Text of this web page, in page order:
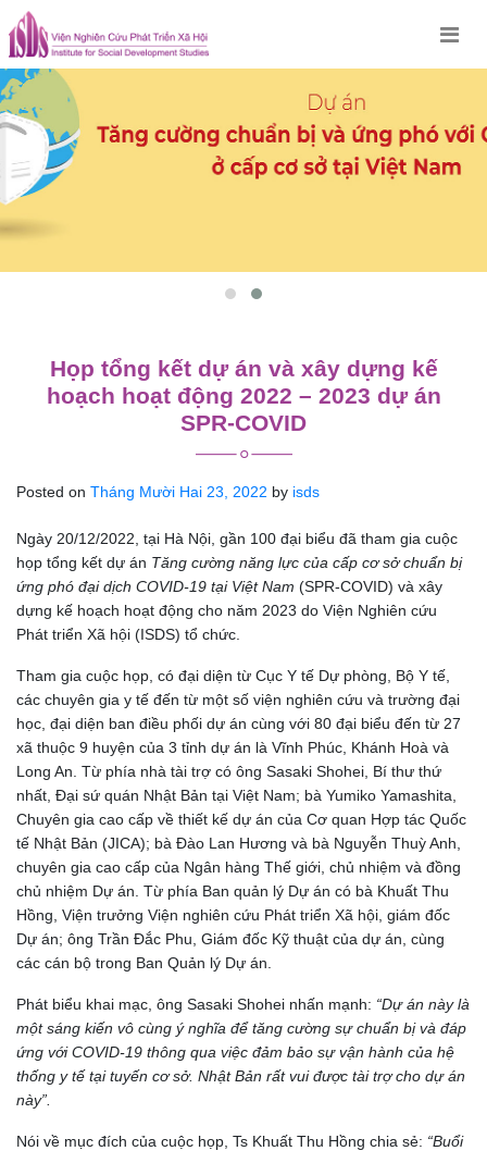
Skip
to
content
Họp tổng kết dự án và xây dựng kế
hoạch hoạt động 2022 – 2023 dự án
SPR-COVID
Posted on Tháng Mười Hai 23, 2022 by isds
Ngày 20/12/2022, tại Hà Nội, gần 100 đại biểu đã tham gia cuộc
họp tổng kết dự án Tăng cường năng lực của cấp cơ sở chuẩn bị
ứng phó đại dịch COVID-19 tại Việt Nam (SPR-COVID) và xây
dựng kế hoạch hoạt động cho năm 2023 do Viện Nghiên cứu
Phát triển Xã hội (ISDS) tổ chức.
Tham gia cuộc họp, có đại diện từ Cục Y tế Dự phòng, Bộ Y tế,
các chuyên gia y tế đến từ một số viện nghiên cứu và trường đại
học, đại diện ban điều phối dự án cùng với 80 đại biểu đến từ 27
xã thuộc 9 huyện của 3 tỉnh dự án là Vĩnh Phúc, Khánh Hoà và
Long An. Từ phía nhà tài trợ có ông Sasaki Shohei, Bí thư thứ
nhất, Đại sứ quán Nhật Bản tại Việt Nam; bà Yumiko Yamashita,
Chuyên gia cao cấp về thiết kế dự án của Cơ quan Hợp tác Quốc
tế Nhật Bản (JICA); bà Đào Lan Hương và bà Nguyễn Thuỳ Anh,
chuyên gia cao cấp của Ngân hàng Thế giới, chủ nhiệm và đồng
chủ nhiệm Dự án. Từ phía Ban quản lý Dự án có bà Khuất Thu
Hồng, Viện trưởng Viện nghiên cứu Phát triển Xã hội, giám đốc
Dự án; ông Trần Đắc Phu, Giám đốc Kỹ thuật của dự án, cùng
các cán bộ trong Ban Quản lý Dự án.
Phát biểu khai mạc, ông Sasaki Shohei nhấn mạnh: “Dự án này là
một sáng kiến vô cùng ý nghĩa để tăng cường sự chuẩn bị và đáp
ứng với COVID-19 thông qua việc đảm bảo sự vận hành của hệ
thống y tế tại tuyến cơ sở. Nhật Bản rất vui được tài trợ cho dự án
này”.
Nói về mục đích của cuộc họp, Ts Khuất Thu Hồng chia sẻ: “Buổi